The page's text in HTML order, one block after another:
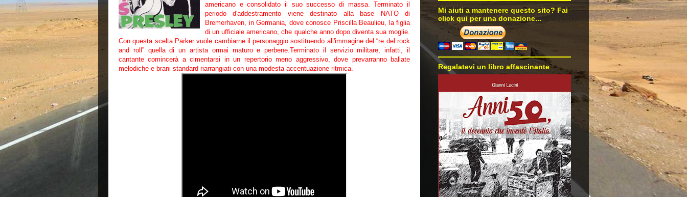
americano e consolidato il suo successo di massa. Terminato il
periodo d'addestramento viene destinato alla base NATO di
Bremerhaven, in Germania, dove conosce Priscilla Beaulieu, la figlia
di un ufficiale americano, che qualche anno dopo diventa sua moglie.
Con questa scelta Parker vuole cambiarne il personaggio sostituendo all'immagine del “re del rock
and roll” quella di un artista ormai maturo e perbene.Terminato il servizio militare, infatti, il
cantante comincerà a cimentarsi in un repertorio meno aggressivo, dove prevarranno ballate
melodiche e brani standard riarrangiati con una modesta accentuazione ritmica.
Mi aiuti a mantenere questo sito? Fai
click qui per una donazione...
Regalatevi un libro affascinante